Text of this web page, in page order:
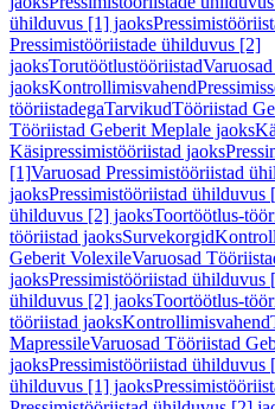
ühilduvus [1] jaoks
Pressimistööriistade ühilduvus [2]
jaoksTorutöötlustööriistad
jaoksKontrollimisvahend
tööriistadegaTarvikudTööriistad
Tööriistad Geberit Meplale jaoks
Käsipressimistööriistad jaoks
[1]Varuosad Pressimistööriistad
jaoksPressimistööriistad ühilduvus
ühilduvus [2] jaoksToortöötlus-
tööriistad jaoksSurvekorgid
Geberit VolexileVaruosad
jaoksPressimistööriistad ühilduvus
ühilduvus [2] jaoksToortöötlus-
tööriistad jaoksKontrollimisvahend
MapressileVaruosad Tööriistad
jaoksPressimistööriistad ühilduvus
ühilduvus [1] jaoks